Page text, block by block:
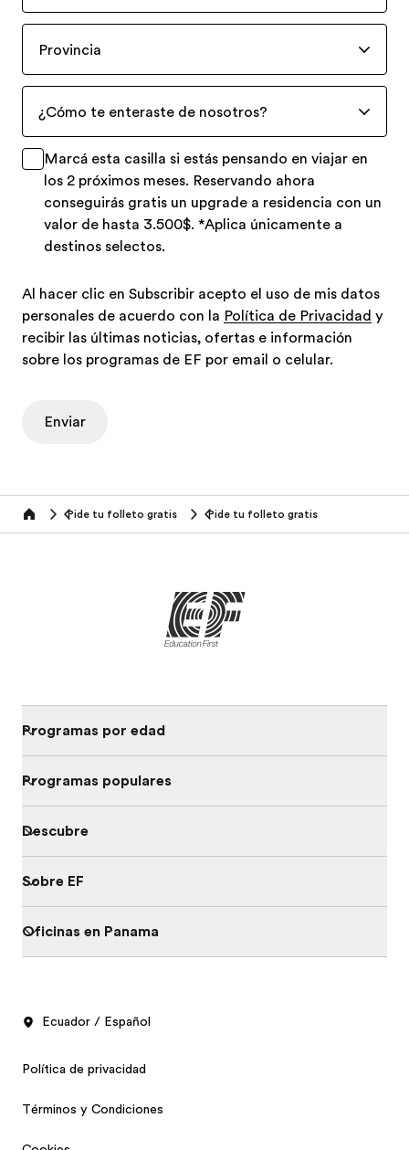
Provincia
¿Cómo te enteraste de nosotros?
Marcá esta casilla si estás pensando en viajar en
los 2 próximos meses. Reservando ahora
conseguirás gratis un upgrade a residencia con un
valor de hasta 3.500$. *Aplica únicamente a
destinos selectos.
Al hacer clic en Subscribir acepto el uso de mis datos
personales de acuerdo con la Política de Privacidad y
recibir las últimas noticias, ofertas e información
sobre los programas de EF por email o celular.
Enviar
Home Pide tu folleto gratis Pide tu folleto gratis
Programas por edad
Programas populares
Descubre
Sobre EF
Oficinas en Panama
Ecuador / Español
Política de privacidad
Términos y Condiciones